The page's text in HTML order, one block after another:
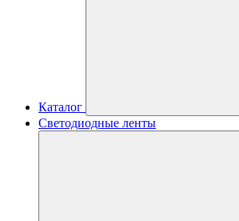
Каталог
Светодиодные ленты